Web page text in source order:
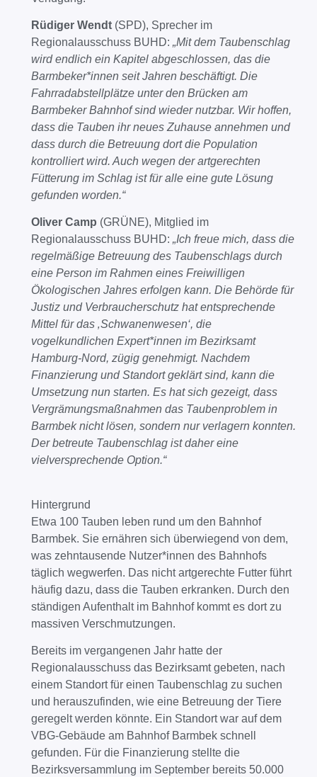
Rüdiger Wendt(SPD), Sprecher im
Regionalausschuss BUHD: „Mit dem Taubenschlag
wird endlich ein Kapitel abgeschlossen, das die
Barmbeker*innen seit Jahren beschäftigt. Die
Fahrradabstellplätze unter den Brücken am
Barmbeker Bahnhof sind wieder nutzbar. Wir hoffen,
dass die Tauben ihr neues Zuhause annehmen und
dass durch die Betreuung dort die Population
kontrolliert wird. Auch wegen der artgerechten
Fütterung im Schlag ist für alle eine gute Lösung
gefunden worden.“
Oliver Camp (GRÜNE), Mitglied im
Regionalausschuss BUHD: „Ich freue mich, dass die
regelmäßige Betreuung des Taubenschlags durch
eine Person im Rahmen eines Freiwilligen
Ökologischen Jahres erfolgen kann. Die Behörde für
Justiz und Verbraucherschutz hat entsprechende
Mittel für das ‚Schwanenwesen‘, die
vogelkundlichen Expert*innen im Bezirksamt
Hamburg-Nord, zügig genehmigt. Nachdem
Finanzierung und Standort geklärt sind, kann die
Umsetzung nun starten. Es hat sich gezeigt, dass
Vergrämungsmaßnahmen das Taubenproblem in
Barmbek nicht lösen, sondern nur verlagern konnten.
Der betreute Taubenschlag ist daher eine
vielversprechende Option.“
Hintergrund
Etwa 100 Tauben leben rund um den Bahnhof
Barmbek. Sie ernähren sich überwiegend von dem,
was zehntausende Nutzer*innen des Bahnhofs
täglich wegwerfen. Das nicht artgerechte Futter führt
häufig dazu, dass die Tauben erkranken. Durch den
ständigen Aufenthalt im Bahnhof kommt es dort zu
massiven Verschmutzungen.
Bereits im vergangenen Jahr hatte der
Regionalausschuss das Bezirksamt gebeten, nach
einem Standort für einen Taubenschlag zu suchen
und herauszufinden, wie eine Betreuung der Tiere
geregelt werden könnte. Ein Standort war auf dem
VBG-Gebäude am Bahnhof Barmbek schnell
gefunden. Für die Finanzierung stellte die
Bezirksversammlung im September bereits 50.000